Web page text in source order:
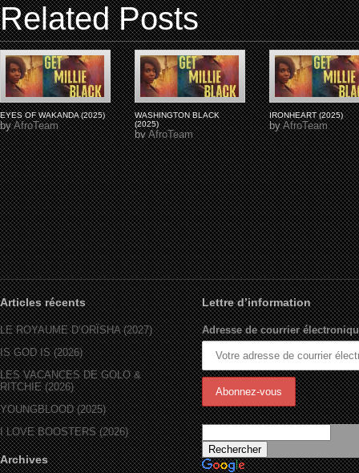
Related Posts
EYES OF WAKANDA (2025)
byAfroTeam
WASHINGTON BLACK
(2025)
byAfroTeam
IRONHEART (2025)
byAfroTeam
Articles récents
LE ROYAUME D’ORÏSHA (2027)
IS GOD IS (2026)
LES VACANCES DE GOLO &
RITCHIE (2026)
YOUNGBLOOD (2025)
I LOVE BOOSTERS (2026)
Archives
Lettre d’information
Adresse de courrier